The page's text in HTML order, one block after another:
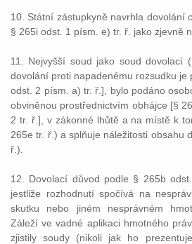
10. Státní zástupkyně navrhla dovolání
§ 265i odst. 1 písm. e) tr. ř. jako zjevně
11. Nejvyšší soud jako soud dovolací
dovolání proti napadenému rozsudku je
odst. 2 písm. a) tr. ř.], bylo podáno
obviněnou prostřednictvím obhájce [§
2 tr. ř.], v zákonné lhůtě a na místě k
265e tr. ř.) a splňuje náležitosti obsahu
ř.).
12. Dovolací důvod podle § 265b
jestliže rozhodnutí spočívá na
skutku nebo jiném nesprávném
Záleží ve vadné aplikaci hmotného
zjistily soudy (nikoli jak ho